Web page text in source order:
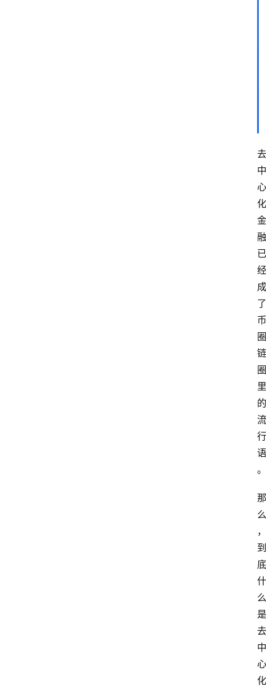
去
中
心
化
金
融
已
经
成
了
币
圈
链
圈
里
的
流
行
语
。
那
么
，
到
底
什
么
是
去
中
心
化